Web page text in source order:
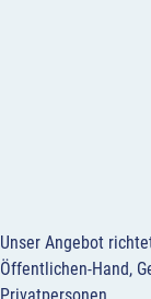
Unser Angebot
Öffentlichen-Hand,